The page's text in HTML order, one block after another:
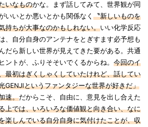
いなものかな。まず話してみて、世界観が同
いいとか悪いとかも関係なく 〝新しいものを
持ちが大事なのかもしれない。いい化学反応
、自分自身のアンテナをとぎすます必予想も
だら新しい世界が見えてきた要がある。共通
ントが、ふりそそいでくるからね。 今回のイ
最初はぎくしゃくしていたけれど、話してい
GENJIというファンタジーな世界が好きだ」
速。だからこそ、自由に、意見を出し合えた
上では、いろいろな価値観と向き合い、なに
楽しんでいる自分自身に気付けたことが、収